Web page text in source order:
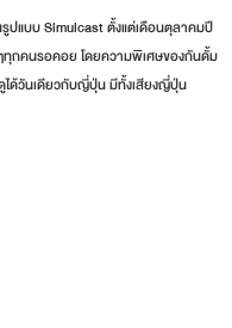
แบบ Simulcast ตั้งแต่เดือนตุลาคมปี
กคนรอคอย โดยความพิเศษของกันดั้ม
ด้วันเดียวกับญี่ปุ่น มีทั้งเสียงญี่ปุ่น